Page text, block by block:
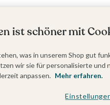
ist schöner mit
was in unserem Shop gut
wir sie für personalisierte
anpassen. Mehr erfahren.